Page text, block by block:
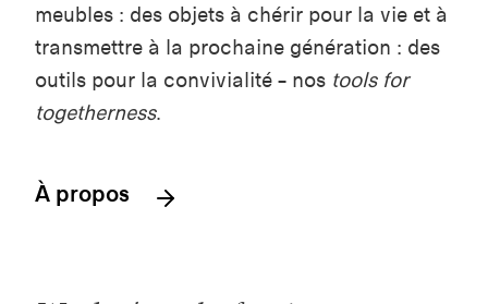
meubles : des objets à chérir pour la vie et à
transmettre à la prochaine génération : des
outils pour la convivialité – nos tools for
togetherness.
À propos